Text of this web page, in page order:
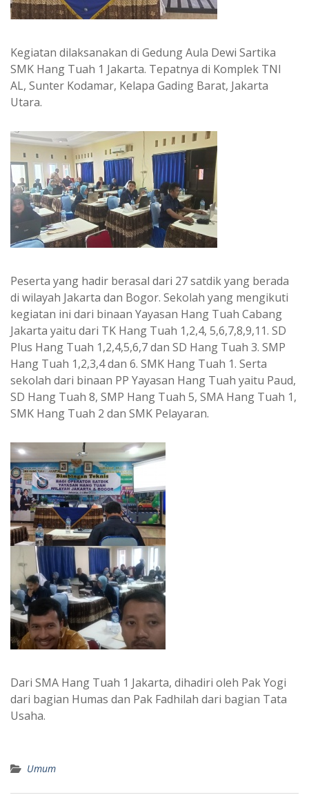
Kegiatan dilaksanakan di Gedung Aula Dewi Sartika
SMK Hang Tuah 1 Jakarta. Tepatnya di Komplek TNI
AL, Sunter Kodamar, Kelapa Gading Barat, Jakarta
Utara.
Peserta yang hadir berasal dari 27 satdik yang berada
di wilayah Jakarta dan Bogor. Sekolah yang mengikuti
kegiatan ini dari binaan Yayasan Hang Tuah Cabang
Jakarta yaitu dari TK Hang Tuah 1,2,4, 5,6,7,8,9,11. SD
Plus Hang Tuah 1,2,4,5,6,7 dan SD Hang Tuah 3. SMP
Hang Tuah 1,2,3,4 dan 6. SMK Hang Tuah 1. Serta
sekolah dari binaan PP Yayasan Hang Tuah yaitu Paud,
SD Hang Tuah 8, SMP Hang Tuah 5, SMA Hang Tuah 1,
SMK Hang Tuah 2 dan SMK Pelayaran.
Dari SMA Hang Tuah 1 Jakarta, dihadiri oleh Pak Yogi
dari bagian Humas dan Pak Fadhilah dari bagian Tata
Usaha.
Umum